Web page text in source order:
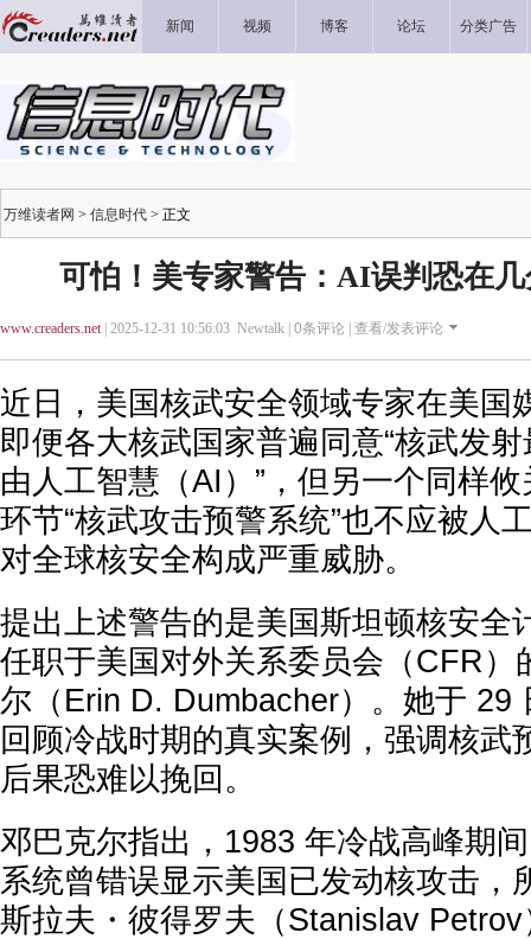
新闻 视频 博客 论坛 分类广告
万维读者网 > 信息时代 > 正文
可怕！美专家警告：AI误判恐在
www.creaders.net| 2025-12-31 10:56:03 Newtalk | 0条评论 | 查看/发表评论
近日，美国核武安全领域专家在美国
即便各大核武国家普遍同意“核武发
由人工智慧（AI）”，但另一个同样
环节“核武攻击预警系统”也不应被人
对全球核安全构成严重威胁。
提出上述警告的是美国斯坦顿核安全
任职于美国对外关系委员会（CFR）
尔（Erin D. Dumbacher）。她于 29
回顾冷战时期的真实案例，强调核武
后果恐难以挽回。
邓巴克尔指出，1983 年冷战高峰期
系统曾错误显示美国已发动核攻击，
斯拉夫・彼得罗夫（Stanislav